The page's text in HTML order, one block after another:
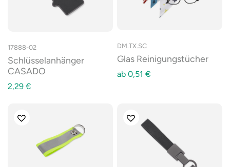
17888-02
Schlüsselanhänger
CASADO
2,29 €
DM.TX.SC
Glas Reinigungstücher
ab 0,51 €